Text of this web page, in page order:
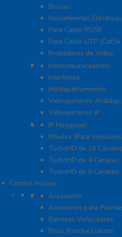
Brocas
Herramientas Eléctricas
Para Cable RG59
Para Cable UTP (Cat5e
Probadores de Video
Video Porteros E
Intercomunicadores
Interfones
Multiapartamentos
Videoporteros
Videoporteros IP
Kits- Sistemas
IP Megapixel
Móviles (Para
TurboHD de 16 Canales
TurboHD de 4 Canales
TurboHD de 8 Canales
Control Acceso
Acceso Vehicular
Accesorios
Accesorios para
Barreras Vehiculares
Picos Poncha Llantas